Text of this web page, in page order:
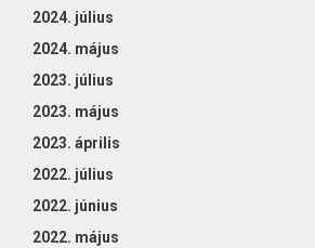
2024. július
2024. május
2023. július
2023. május
2023. április
2022. július
2022. június
2022. május